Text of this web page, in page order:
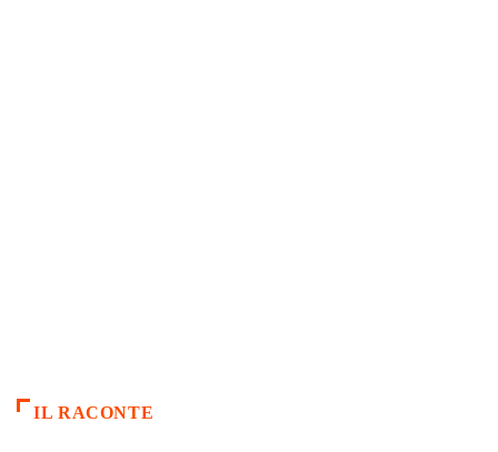
IL RACONTE